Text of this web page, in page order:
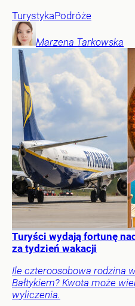
TurystykaPodróże
Marzena Tarkowska
Turyści wydają fortunę
za tydzień wakacji
Ile czteroosobowa rodzina
Bałtykiem? Kwota może
wyliczenia.